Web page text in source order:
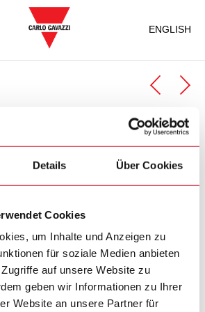
Details Über Cookies
Cookies
um Inhalte und Anzeigen zu
für soziale Medien anbieten
auf unsere Website zu
geben wir Informationen zu Ihrer
Website an unsere Partner für
ENGLISH
Components
Carlo Gavazzi Gruppe, welche weltweit
entwickelt, produziert und
Industrie- und in
zum Einsatz kommen.
SpA